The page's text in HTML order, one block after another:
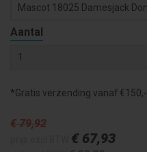
Mascot 18025 Damesjack
Aantal
*Gratis verzending vanaf
€ 79,92
€ 67,93